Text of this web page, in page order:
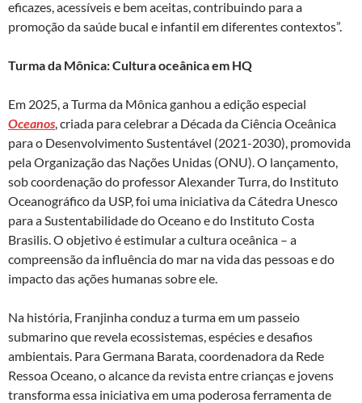
eficazes, acessíveis e bem aceitas, contribuindo para a
promoção da saúde bucal e infantil em diferentes contextos”.
Turma da Mônica: Cultura oceânica em HQ
Em 2025, a Turma da Mônica ganhou a edição especial
Oceanos, criada para celebrar a Década da Ciência Oceânica
para o Desenvolvimento Sustentável (2021-2030), promovida
pela Organização das Nações Unidas (ONU). O lançamento,
sob coordenação do professor Alexander Turra, do Instituto
Oceanográfico da USP, foi uma iniciativa da Cátedra Unesco
para a Sustentabilidade do Oceano e do Instituto Costa
Brasilis. O objetivo é estimular a cultura oceânica – a
compreensão da influência do mar na vida das pessoas e do
impacto das ações humanas sobre ele.
Na história, Franjinha conduz a turma em um passeio
submarino que revela ecossistemas, espécies e desafios
ambientais. Para Germana Barata, coordenadora da Rede
Ressoa Oceano, o alcance da revista entre crianças e jovens
transforma essa iniciativa em uma poderosa ferramenta de